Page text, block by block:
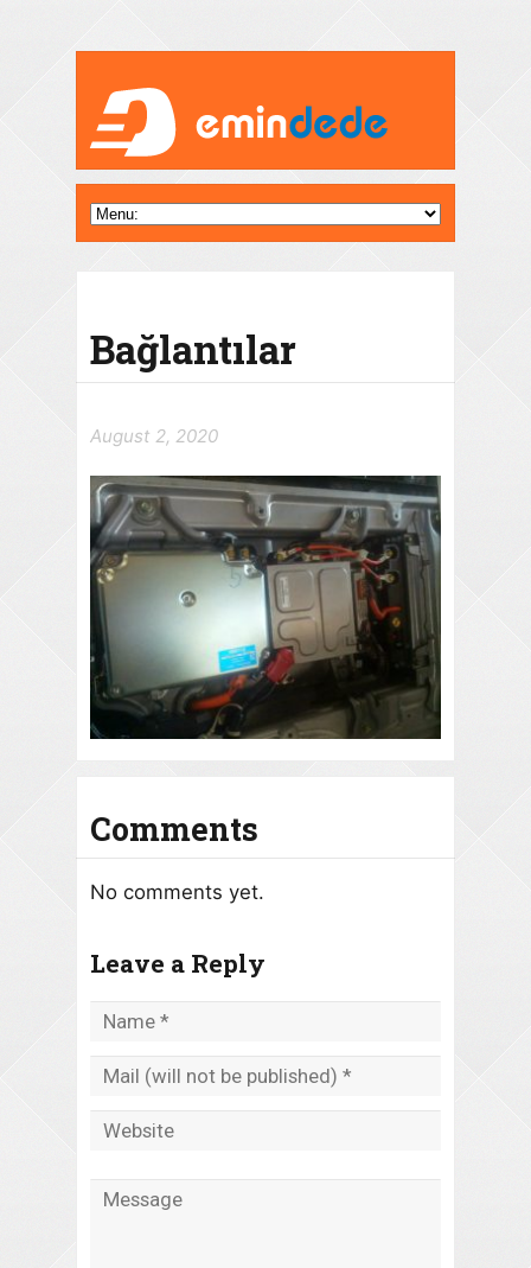
Bağlantılar
August 2, 2020
Comments
No comments yet.
Leave a Reply